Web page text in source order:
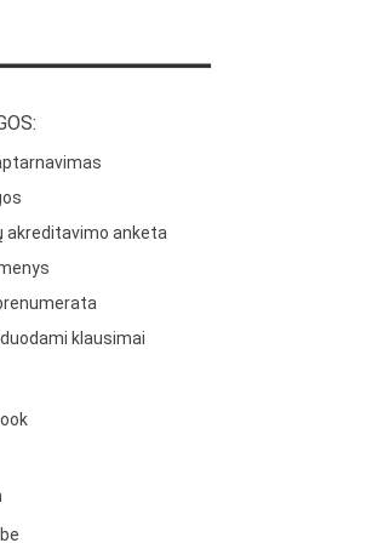
akreditavimo anketa
klausimai